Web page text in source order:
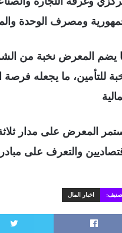
ومصرف الوحدة
يضم المعرض نخبة من
للتأمين، ما يجعله
المعرض على مدار
والتعرف على
اخبار المال